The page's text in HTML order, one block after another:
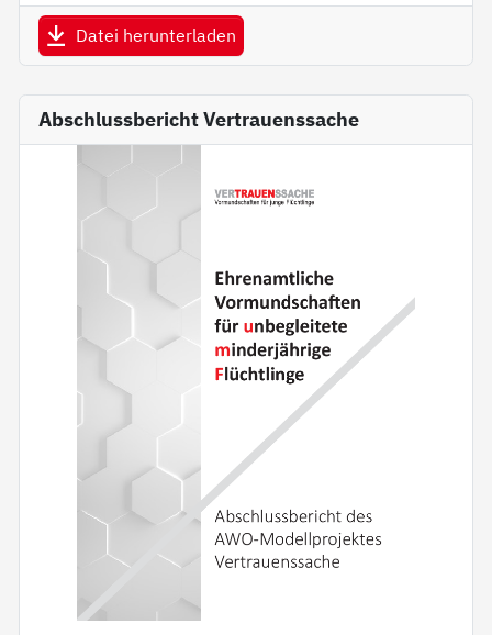
Datei herunterladen
Abschlussbericht Vertrauenssache